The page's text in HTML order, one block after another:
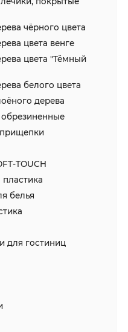
чёрного цвета
цвета венге
цвета "Тёмный
белого цвета
дерева
TOUCH
белья
для гостиниц